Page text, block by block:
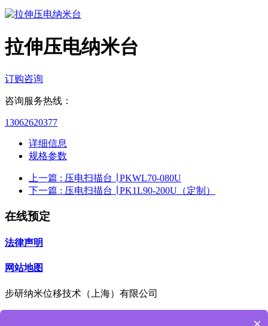
拉伸压电纳米台
订购咨询
咨询服务热线：
13062620377
详细信息
规格参数
上一篇 : 压电扫描台 ∣ PKWL70-080U
下一篇 : 压电扫描台 ∣ PK1L90-200U（定制）
在线预定
法律声明
网站地图
步研纳米位移技术（上海）有限公司